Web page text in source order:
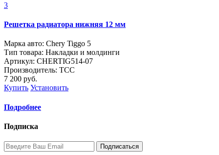
3
Решетка радиатора нижняя 12 мм
Марка авто: Chery Tiggo 5
Тип товара: Накладки и молдинги
Артикул: CHERTIG514-07
Производитель: ТСС
7 200 руб.
Купить Установить
Подробнее
Подписка